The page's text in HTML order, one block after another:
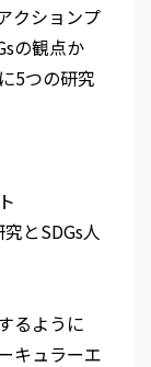
クションプ
の観点か
5つの研究
とSDGs人
るように
キュラーエ